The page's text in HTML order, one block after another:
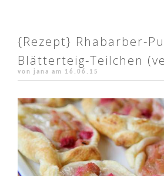
{Rezept} Rhabarber-
Blätterteig-Teilchen
von jana am 16.06.15